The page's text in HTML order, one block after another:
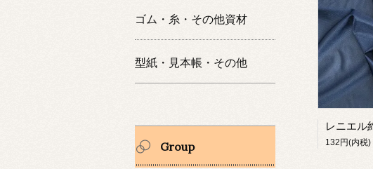
132円(内税)
ゴム・糸・その他資材
型紙・見本帳・その他
Group